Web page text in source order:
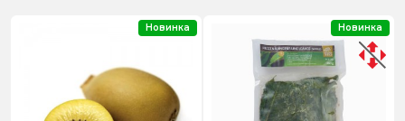
Новинка Новинка